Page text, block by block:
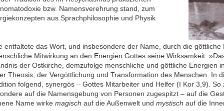
bzw. Namensverehrung stand, zum
aus Sprachphilosophie und Physik
entfaltete das Wort, und insbesondere der Name, durch die
Mitwirkung an den Energien Gottes seine Wirksamkeit:
der Ostkirche, demzufolge menschliche und göttliche Energien
Theosis, der Vergöttlichung und Transformation des Menschen. In
folgend, synergós – Gottes Mitarbeiter und Helfer (I Kor 3,9).
auf die Namensgebung von Personen zugespitzt – auf die
Name wirke magisch auf die Außenwelt und mystisch auf die